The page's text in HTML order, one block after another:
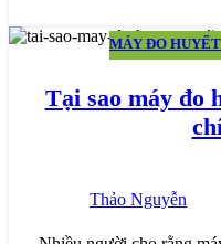
MÁY ĐO HUYẾT
Tại sao máy đo
Thảo Nguyễn